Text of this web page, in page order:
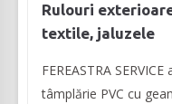
Rulouri
textile, jaluzele
FEREASTRA
tâmplărie PVC cu